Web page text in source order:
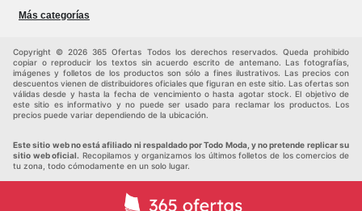
Deportes
Más categorías
Copyright © 2026 365 Ofertas Todos los derechos reservados. Queda prohibido
copiar o reproducir los textos sin acuerdo escrito de antemano. Las fotografías,
imágenes y folletos de los productos son sólo a fines ilustrativos. Las precios con
descuentos vienen de distribuidores oficiales que figuran en este sitio. Las ofertas son
válidas desde y hasta la fecha de vencimiento o hasta agotar stock. El objetivo de
este sitio es informativo y no puede ser usado para reclamar los productos. Los
precios puede variar dependiendo de la ubicación.
Este sitio web no está afiliado ni respaldado por Todo Moda, y no pretende replicar su
sitio web oficial. Recopilamos y organizamos los últimos folletos de los comercios de
tu zona, todo cómodamente en un solo lugar.